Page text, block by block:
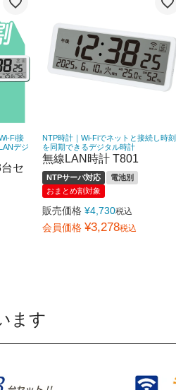
Fi接
デジ
セ
NTP時計｜Wi-Fiでネットと接続し時刻
を同期できるデジタル時計
無線LAN時計 T801
NTPサーバ対応
電池別
おまとめ割対象
販売価格 ¥4,730税込
会員価格 ¥3,278税込
ます